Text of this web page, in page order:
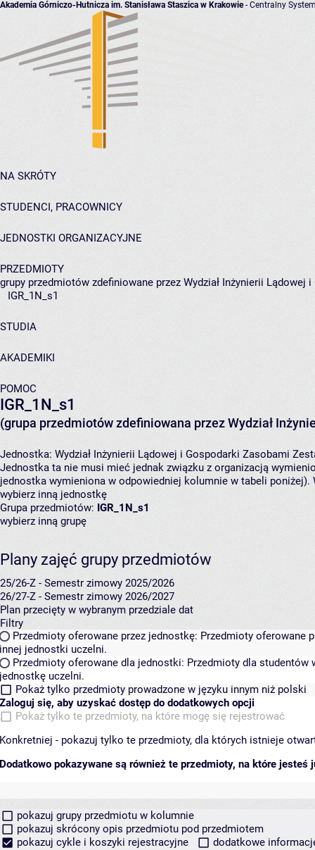
Akademia Górniczo-Hutnicza im. Stanisława Staszica w Krakowie- Centralny
NA SKRÓTY
STUDENCI, PRACOWNICY
JEDNOSTKI ORGANIZACYJNE
PRZEDMIOTY
grupy przedmiotów zdefiniowane przez Wydział Inżynierii Lądowej
IGR_1N_s1
STUDIA
AKADEMIKI
POMOC
IGR_1N_s1
(grupa przedmiotów zdefiniowana przez Wydział
Jednostka: Wydział Inżynierii Lądowej i Gospodarki Zasobami
Jednostka ta nie musi mieć jednak związku z organizacją
jednostka wymieniona w odpowiedniej kolumnie w tabeli
wybierz inną jednostkę
Grupa przedmiotów: IGR_1N_s1
wybierz inną grupę
Plany zajęć grupy przedmiotów
25/26-Z - Semestr zimowy 2025/2026
26/27-Z - Semestr zimowy 2026/2027
Plan przecięty w wybranym przedziale dat
Filtry
Przedmioty oferowane przez jednostkę: Przedmioty oferowane
innej jednostki uczelni.
Przedmioty oferowane dla jednostki: Przedmioty dla studentów
jednostkę uczelni.
Pokaż tylko przedmioty prowadzone w języku innym niż polski
Zaloguj się, aby uzyskać dostęp do dodatkowych opcji
Pokaż tylko te przedmioty, na które mogę się rejestrować
Konkretniej - pokazuj tylko te przedmioty, dla których istnieje
Dodatkowo pokazywane są również te przedmioty, na które jesteś
pokazuj grupy przedmiotu w kolumnie
pokazuj skrócony opis przedmiotu pod przedmiotem
pokazuj cykle i koszyki rejestracyjne
dodatkowe